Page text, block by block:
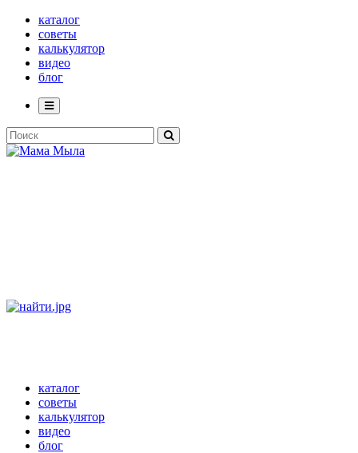
каталог
советы
калькулятор
видео
блог
каталог
советы
калькулятор
видео
блог